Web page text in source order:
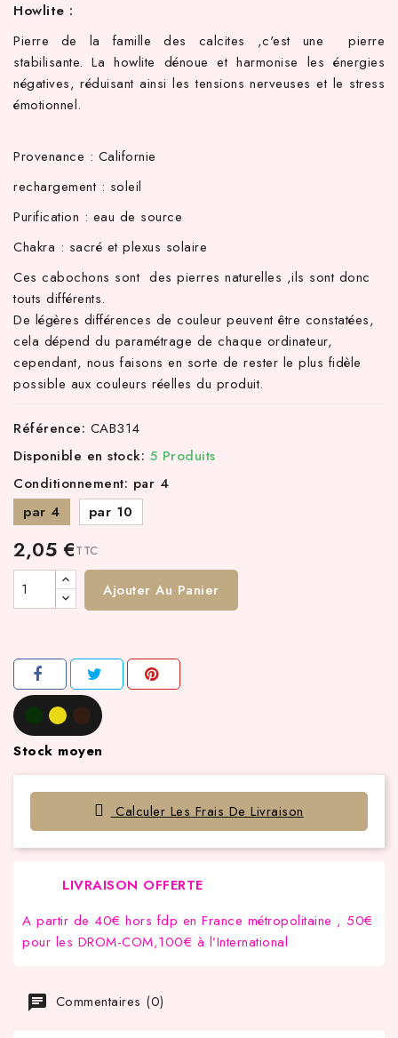
Howlite :
Pierre de la famille des calcites ,c'est une pierre
stabilisante. La howlite dénoue et harmonise les énergies
négatives, réduisant ainsi les tensions nerveuses et le stress
émotionnel.
Provenance : Californie
rechargement : soleil
Purification : eau de source
Chakra : sacré et plexus solaire
Ces cabochons sont des pierres naturelles ,ils sont donc
touts différents.
De légères différences de couleur peuvent être constatées,
cela dépend du paramétrage de chaque ordinateur,
cependant, nous faisons en sorte de rester le plus fidèle
possible aux couleurs réelles du produit.
Référence: CAB314
Disponible en stock: 5 Produits
Conditionnement: par 4
par 4
par 10
2,05 €TTC
Ajouter Au Panier
Stock moyen
Calculer Les Frais De Livraison
LIVRAISON OFFERTE
A partir de 40€ hors fdp en France métropolitaine , 50€
pour les DROM-COM,100€ à l’International
Commentaires (0)